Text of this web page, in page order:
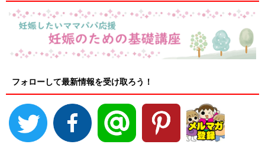
フォローして最新情報を受け取ろう！